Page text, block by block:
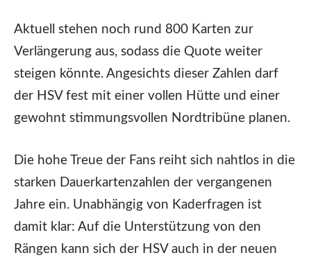
Aktuell stehen noch rund 800 Karten zur
Verlängerung aus, sodass die Quote weiter
steigen könnte. Angesichts dieser Zahlen darf
der HSV fest mit einer vollen Hütte und einer
gewohnt stimmungsvollen Nordtribüne planen.
Die hohe Treue der Fans reiht sich nahtlos in die
starken Dauerkartenzahlen der vergangenen
Jahre ein. Unabhängig von Kaderfragen ist
damit klar: Auf die Unterstützung von den
Rängen kann sich der HSV auch in der neuen